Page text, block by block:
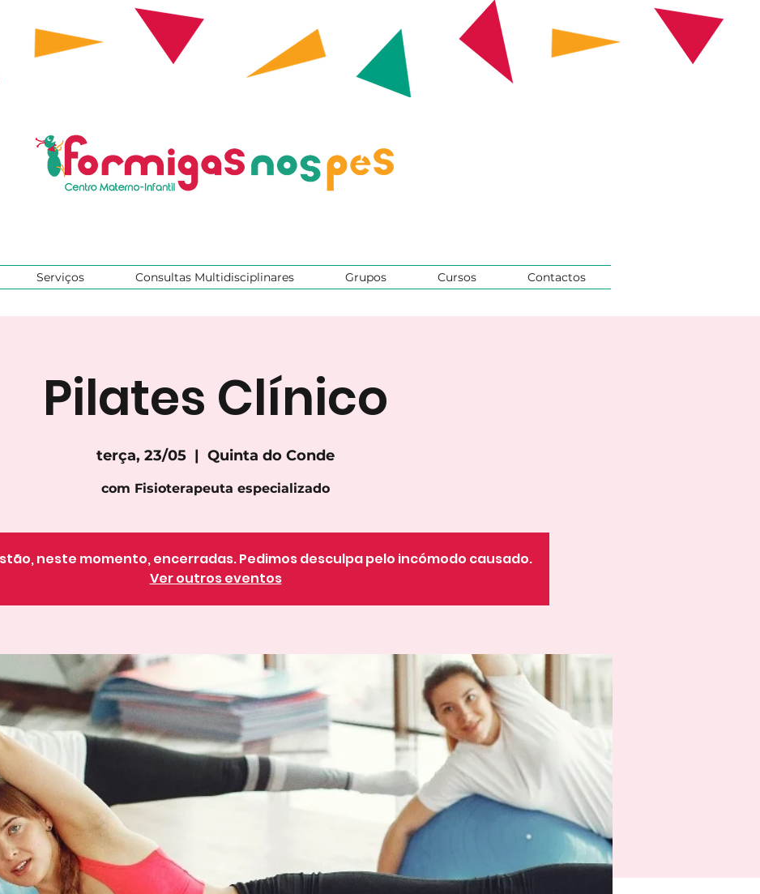
Serviços Consultas Multidisciplinares Grupos Cursos Contactos
Pilates Clínico
terça, 23/05
  |
Quinta do Conde
com Fisioterapeuta especializado
neste momento, encerradas. Pedimos desculpa pelo incómodo causado.
Ver outros eventos